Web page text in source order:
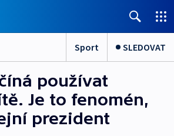
Sport SLEDOVAT
používat
Je to fenomén,
prezident